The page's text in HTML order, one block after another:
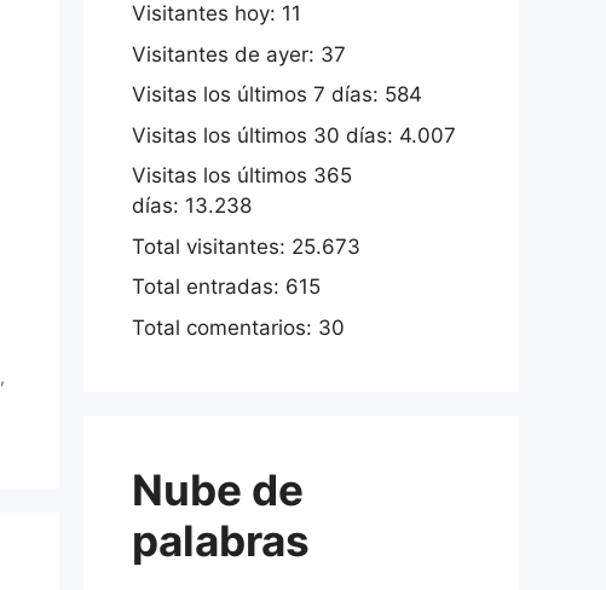
,
Visitantes hoy: 11
Visitantes de ayer: 37
Visitas los últimos 7 días: 584
Visitas los últimos 30 días: 4.007
Visitas los últimos 365
días: 13.238
Total visitantes: 25.673
Total entradas: 615
Total comentarios: 30
Nube de
palabras